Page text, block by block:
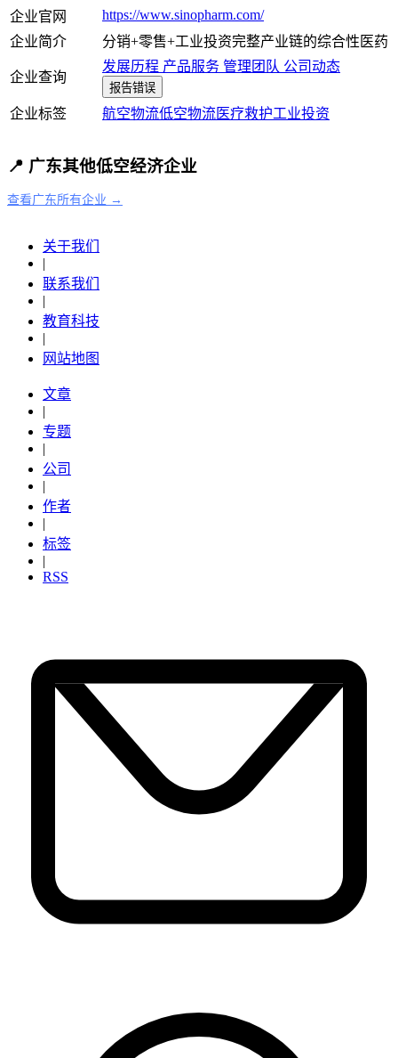
企业官网
https://www.sinopharm.com/
企业简介
分销+零售+工业投资完整产业链的综合性医药
企业查询
发展历程 产品服务 管理团队 公司动态
报告错误
企业标签 航空物流低空物流医疗救护工业投资
📍 广东其他低空经济企业
查看广东所有企业 →
关于我们
|
联系我们
|
教育科技
|
网站地图
文章
|
专题
|
公司
|
作者
|
标签
|
RSS